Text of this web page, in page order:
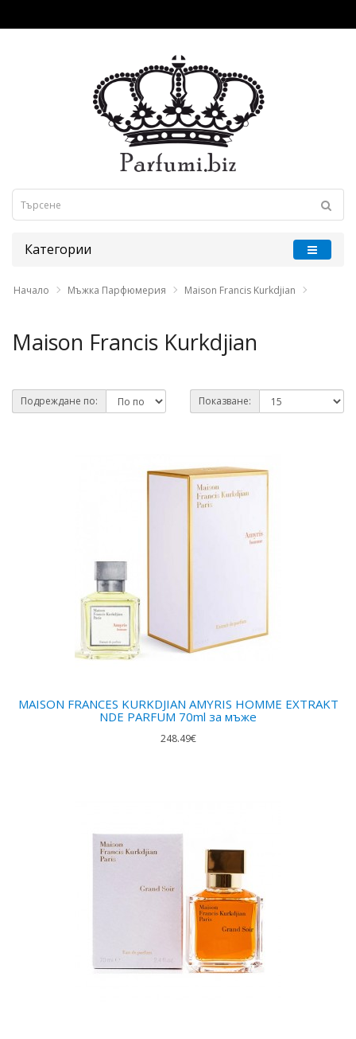
Категории
Начало Мъжка Парфюмерия Maison Francis Kurkdjian
Maison Francis Kurkdjian
Подреждане по: Показване:
MAISON FRANCES KURKDJIAN AMYRIS HOMME EXTRAKT
NDE PARFUM 70ml за мъже
248.49€